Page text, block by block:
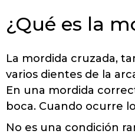
¿Qué es la
La mordida cruzada,
varios dientes de la
En una mordida
boca. Cuando ocurre
No es una condición